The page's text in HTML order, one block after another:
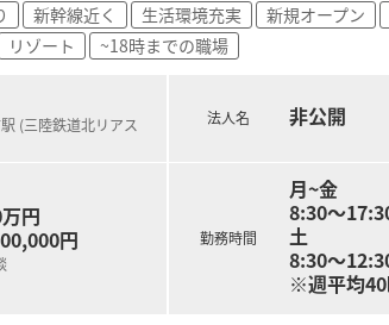
身の能力を最大化する！
研修が基本となりますが、グループ企業全
興味がある事や疑問点はいつでも情報を引
制度も用意されており、管理薬剤師セミナ
など学びの機会が多いです。
調剤部長⇒調剤本部長」といった現場でのキ
ステムGr・薬学実務教育指導Gr）・在宅推進
す。
務を確保できる福利厚生が充実！
たは退職後、会社から給与支給がなくなっ
新幹線近く 生活環境充実 新規オープン
リゾート ~18時までの職場
(三陸鉄道北リアス
円
円
法人名 非公開
勤務時間
月~金
8:30～
土
8:30～
※週平均